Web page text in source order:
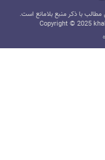
با ذکر منبع بلامانع است.
Copyright © 2025